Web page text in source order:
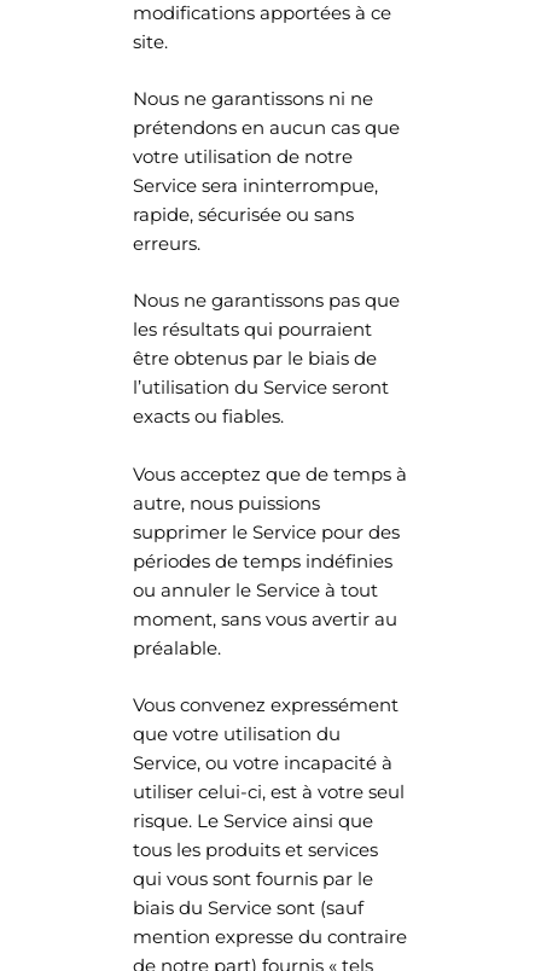
modifications apportées à ce
site.
Nous ne garantissons ni ne
prétendons en aucun cas que
votre utilisation de notre
Service sera ininterrompue,
rapide, sécurisée ou sans
erreurs.
Nous ne garantissons pas que
les résultats qui pourraient
être obtenus par le biais de
l’utilisation du Service seront
exacts ou fiables.
Vous acceptez que de temps à
autre, nous puissions
supprimer le Service pour des
périodes de temps indéfinies
ou annuler le Service à tout
moment, sans vous avertir au
préalable.
Vous convenez expressément
que votre utilisation du
Service, ou votre incapacité à
utiliser celui-ci, est à votre seul
risque. Le Service ainsi que
tous les produits et services
qui vous sont fournis par le
biais du Service sont (sauf
mention expresse du contraire
de notre part) fournis « tels